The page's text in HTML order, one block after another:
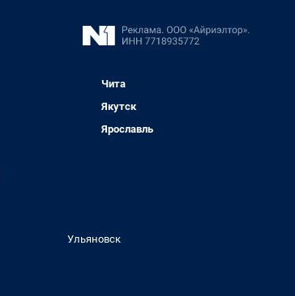
Чита
Якутск
Ярославль
Ульяновск